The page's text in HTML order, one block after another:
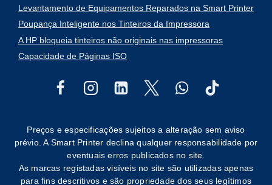
Levantamento de Equipamentos Reparados na Smart Printer
Poupança Inteligente nos Tinteiros da Impressora
A HP bloqueia tinteiros não originais nas impressoras
Capacidade de Páginas ISO
Preços e especificações sujeitos a alteração sem aviso
prévio. A Smart Printer declina qualquer responsabilidade por
eventuais erros publicados no site.
As marcas registadas visíveis no site são utilizadas apenas
para fins descritivos e são propriedade dos seus legítimos